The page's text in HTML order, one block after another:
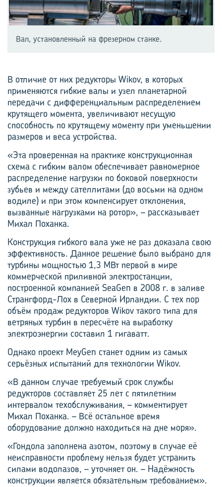
Вал, установленный на фрезерном станке.
В отличие от них редукторы Wikov, в которых
применяются гибкие валы и узел планетарной
передачи с дифференциальным распределением
крутящего момента, увеличивают несущую
способность по крутящему моменту при уменьшении
размеров и веса устройства.
«Эта проверенная на практике конструкционная
схема с гибким валом обеспечивает равномерное
распределение нагрузки по боковой поверхности
зубьев и между сателлитами (до восьми на одном
водиле) и при этом компенсирует отклонения,
вызванные нагрузками на ротор», – рассказывает
Михал Поханка.
Конструкция гибкого вала уже не раз доказала свою
эффективность. Данное решение было выбрано для
турбины мощностью 1,3 МВт первой в мире
коммерческой приливной электро­станции,
построенной компанией SeaGen в 2008 г. в заливе
Странгфорд-Лох в Северной Ирландии. С тех пор
объём продаж редукторов Wikov такого типа для
ветряных турбин в пересчёте на выработку
электроэнергии составил 1 гигаватт.
Однако проект MeyGen станет одним из самых
серьёзных испытаний для технологии Wikov.
«В данном случае требуемый срок службы
редукторов составляет 25 лет с пятилетним
интервалом техобслуживания, – комментирует
Михал Поханка. – Всё остальное время
оборудование должно находиться на дне моря».
«Гондола заполнена азотом, поэтому в случае её
неисправности проблему нельзя будет устранить
силами водолазов, – уточняет он. – Надёжность
конструкции является обязательным требованием».